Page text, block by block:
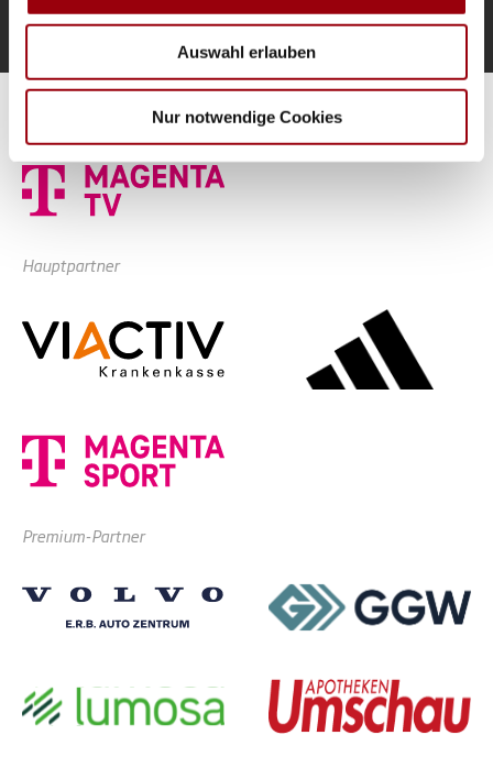
soziale Medien, Werbung und Analysen weiter. Unsere
Partner führen diese Informationen möglicherweise mit
weiteren Daten zusammen, die Sie ihnen bereitgestellt
haben oder die sie im Rahmen Ihrer Nutzung der Dienste
Auswahl erlauben
Nur notwendige Cookies
Zur Startseite
Alle Spiele unserer Danas und Honamas live und kostenfrei
Hauptpartner
Premium-Partner